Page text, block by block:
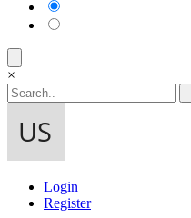
×
Login
Register